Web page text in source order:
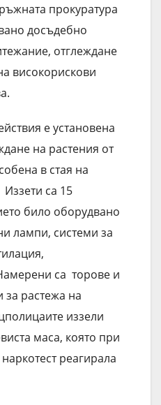
прокуратура
досъдебно
отглеждане
високорискови
е установена
на растения от
в стая на
са 15
било оборудвано
лампи, системи за
са торове и
за растежа на
иззели
маса, която при
реагирала